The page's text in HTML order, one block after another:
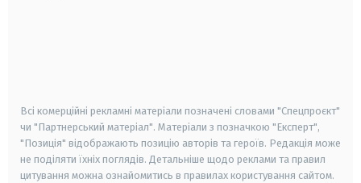
Всі комерційні рекламні матеріали позначені словами "Спецпроєкт"
чи "Партнерський матеріал". Матеріали з позначкою "Експерт",
"Позиція" відображають позицію авторів та героїв. Редакція може
не поділяти їхніх поглядів. Детальніше щодо реклами та правил
цитування можна ознайомитись в правилах користування сайтом.